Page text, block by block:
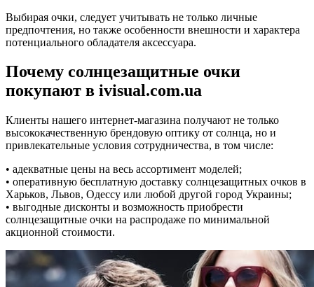
Выбирая очки, следует учитывать не только личные
предпочтения, но также особенности внешности и характера
потенциального обладателя аксессуара.
Почему солнцезащитные очки
покупают в ivisual.com.ua
Клиенты нашего интернет-магазина получают не только
высококачественную брендовую оптику от солнца, но и
привлекательные условия сотрудничества, в том числе:
• адекватные цены на весь ассортимент моделей;
• оперативную бесплатную доставку солнцезащитных очков в
Харьков, Львов, Одессу или любой другой город Украины;
• выгодные дисконты и возможность приобрести
солнцезащитные очки на распродаже по минимальной
акционной стоимости.